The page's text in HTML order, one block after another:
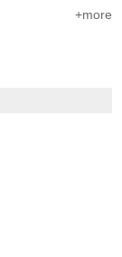
+more